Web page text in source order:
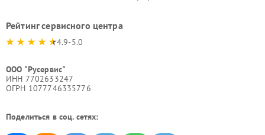
Рейтинг сервисного центра
4.9-5.0
ООО "Русервис"
ИНН 7702633247
ОГРН 1077746335776
Поделиться в соц. сетях: